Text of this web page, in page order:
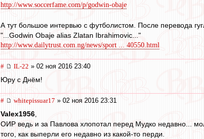
http://www.soccerfame.com/p/godwin-obaje
А тут большое интервью с футболистом. После перевода
"...Godwin Obaje alias Zlatan Ibrahimovic..."
http://www.dailytrust.com.ng/news/sport ... 40550.html
# IL-22 » 02 ноя 2016 23:40
Юру с Днём!
# whitepissuar17 » 02 ноя 2016 23:31
Valex1956
ОИР ведь и за Павлова хлопотал перед Мудко недавно...
того, как выперли его недавно из какой-то перди.